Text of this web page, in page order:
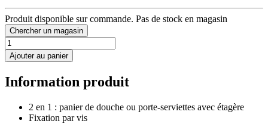
Produit disponible sur commande. Pas de stock en magasin
Chercher un magasin
Ajouter au panier
Information produit
2 en 1 : panier de douche ou porte-serviettes avec étagère
Fixation par vis